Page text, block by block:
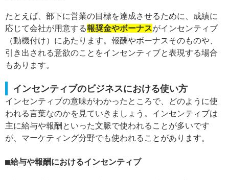
たとえば、部下に営業の目標を達成させるために、成績に
応じて会社が用意する報奨金やボーナスがインセンティブ
（動機付け）にあたります。報酬やボーナスそのものや、
引き出される意欲のことをインセンティブと表現する場合
もあります。
インセンティブのビジネスにおける使い方
インセンティブの意味がわかったところで、どのように使
われる言葉なのかを見ていきましょう。インセンティブは
主に給与や報酬といった文脈で使われることが多いです
が、マーケティング分野でも使われることがあります。
給与や報酬におけるインセンティブ